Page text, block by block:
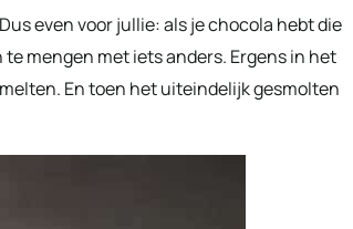
even voor jullie: als je chocola hebt die
mengen met iets anders. Ergens in het
En toen het uiteindelijk gesmolten